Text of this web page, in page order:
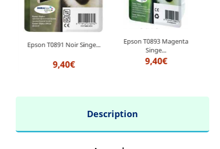
Epson T0891 Noir Singe...
9,40€
Epson T0893 Magenta
Singe...
9,40€
Description